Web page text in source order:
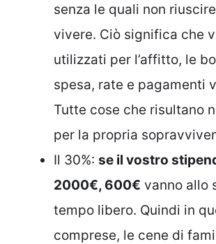
senza le quali non
vivere. Ciò significa che
utilizzati per l’affitto, le
spesa, rate e pagamenti
Tutte cose che risultano
per la propria
Il 30%: se il vostro
2000€, 600€ vanno allo
tempo libero. Quindi in
comprese, le cene di